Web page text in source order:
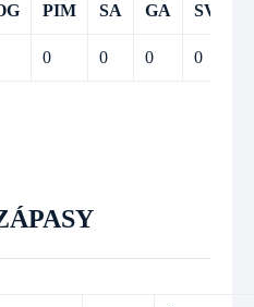
PIM SA GA SV
0 0 0 0